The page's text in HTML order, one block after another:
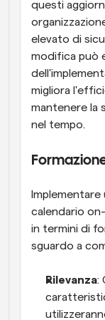
questi
elevato di
modifica può
migliora
mantenere la
nel tempo.
calendario
in termini di
sguardo a
Rilevanza: